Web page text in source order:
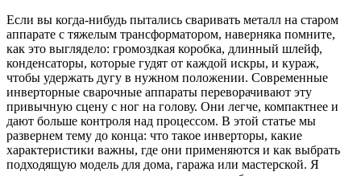
Если вы когда-нибудь пытались сваривать металл на старом
аппарате с тяжелым трансформатором, наверняка помните,
как это выглядело: громоздкая коробка, длинный шлейф,
конденсаторы, которые гудят от каждой искры, и кураж,
чтобы удержать дугу в нужном положении. Современные
инверторные сварочные аппараты переворачивают эту
привычную сцену с ног на голову. Они легче, компактнее и
дают больше контроля над процессом. В этой статье мы
развернем тему до конца: что такое инверторы, какие
характеристики важны, где они применяются и как выбрать
подходящую модель для дома, гаража или мастерской. Я